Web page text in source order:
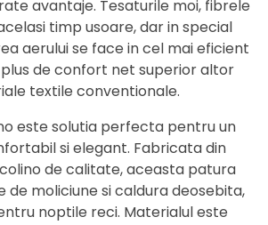
avantaje. Tesaturile moi, fibrele
timp usoare, dar in special
aerului se face in cel mai eficient
de confort net superior altor
textile conventionale.
este solutia perfecta pentru un
si elegant. Fabricata din
de calitate, aceasta patura
de moliciune si caldura deosebita,
noptile reci. Materialul este